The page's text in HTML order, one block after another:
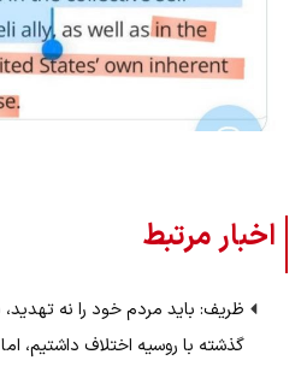
اخبار مرتبط
ظریف: باید مردم خود را نه تهدید،
گذشته با روسیه اختلاف داشتیم،